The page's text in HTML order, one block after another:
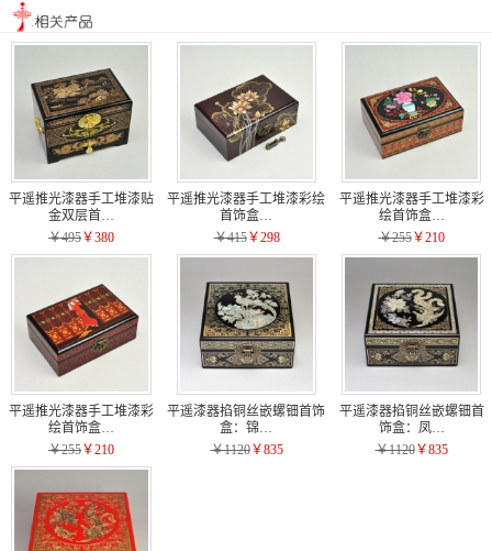
平遥推光漆器手工堆漆贴
金双层首…
￥495￥380
平遥推光漆器手工堆漆彩绘
首饰盒…
￥415￥298
平遥推光漆器手工堆漆彩
绘首饰盒…
￥255￥210
平遥推光漆器手工堆漆彩
绘首饰盒…
￥255￥210
平遥漆器掐铜丝嵌螺钿首饰
盒：锦…
￥1120￥835
平遥漆器掐铜丝嵌螺钿首
饰盒：凤…
￥1120￥835